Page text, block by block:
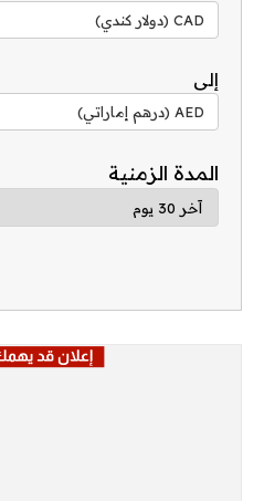
CAD (دولار كندي)
إلى
AED (درهم إماراتي)
المدة الزمنية